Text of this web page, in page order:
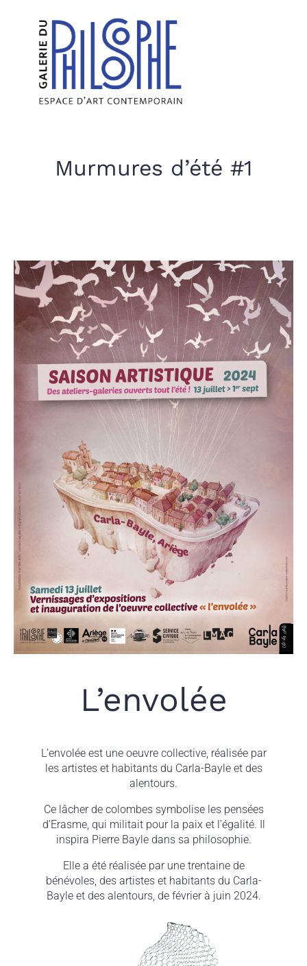
Murmures d’été #1
L’envolée
L’envolée est une oeuvre collective, réalisée par
les artistes et habitants du Carla-Bayle et des
alentours.
Ce lâcher de colombes symbolise les pensées
d’Erasme, qui militait pour la paix et l’égalité. Il
inspira Pierre Bayle dans sa philosophie.
Elle a été réalisée par une trentaine de
bénévoles, des artistes et habitants du Carla-
Bayle et des alentours, de février à juin 2024.